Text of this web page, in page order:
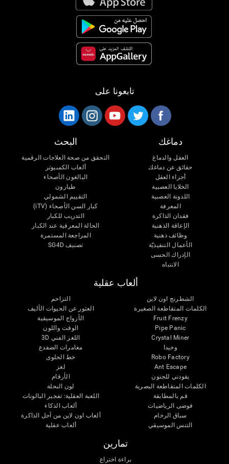
تابعونا على
دماغك
العقل والدماغ
حقائق عن دماغك
أجزاء العقل
الخلايا العصبية
اللدونة العصبية
المعرفة
فقدان الذاكرة
الإعاقة الذهنية
وظائف ذهنية
الأعمال التنفيذيّة
الإدراك الحسى
الانتباه
البحث
التحقق من صحة العلاجات الرقمية
ألعاب الكمبيوتر
البالغون الأصحاء
طيارون
التقييم الشمولي
كبار السن الأصحاء (iTV)
التدريب للكبار
الحالة المعرفية عند الكبار
المراجعة المستمرة
تصنيف SG4D
ألعاب عقلية
الشطرنج اون لاين
الكلمات المتقاطعة الصغيرة
Fruit Frenzy
Pipe Panic
Crystal Miner
وحيدا
Robo Factory
Ant Escape
يقودني للجنون
الكلمات المتقاطعة البصرية
قم بالمطابقة
فوضى الرياضيات
سباق الرخام
التنس الموسيقي
التزاحم
العثور عن الحيوات الأليف
الأزواج الموسيقية
الوقت واللون
اللغز الفني 3D
مغامرات الضفدع
خط الحلوى
لغز
الأرقام
لون النحلة
اللعبة العقلية: تفجير البالونات
ألعاب الذكاء
ألعاب اون لاين من آجل الذاكرة
ألعاب عقلية
تمارين
براءة اختراع